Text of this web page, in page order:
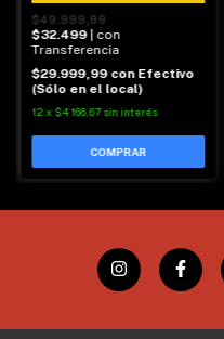
$49.999,99
$32.499 | con
Transferencia
$29.999,99 con Efectivo
(Sólo en el local)
12 x $4.166,67 sin interés